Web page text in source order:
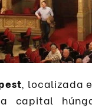
, localizada
capital